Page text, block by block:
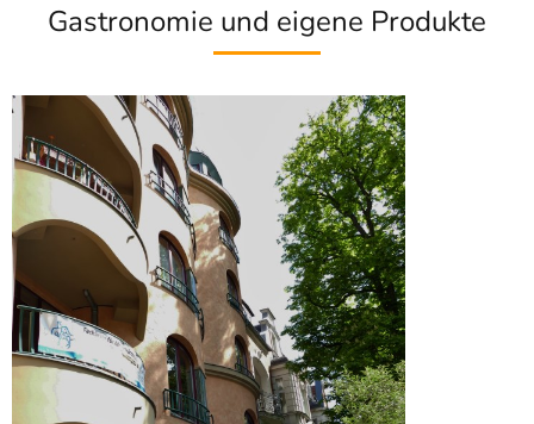
Gastronomie und eigene Produkte